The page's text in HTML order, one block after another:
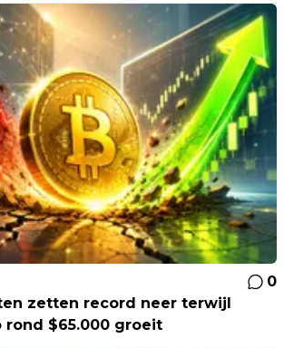
0
zetten record neer terwijl
rond $65.000 groeit